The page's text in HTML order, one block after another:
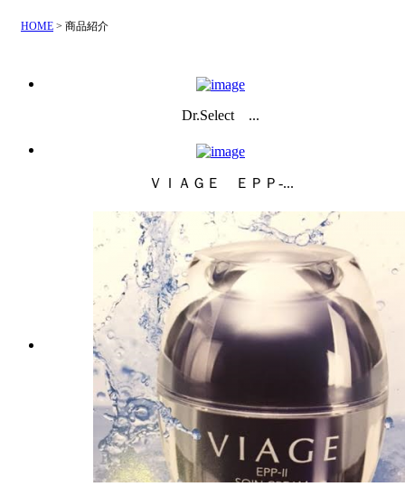
HOME > 商品紹介
Dr.Select ...
ＶＩＡＧＥ ＥＰＰ-...